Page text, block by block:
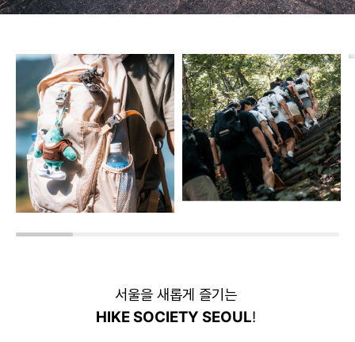
서울을 새롭게 즐기는
HIKE SOCIETY SEOUL!